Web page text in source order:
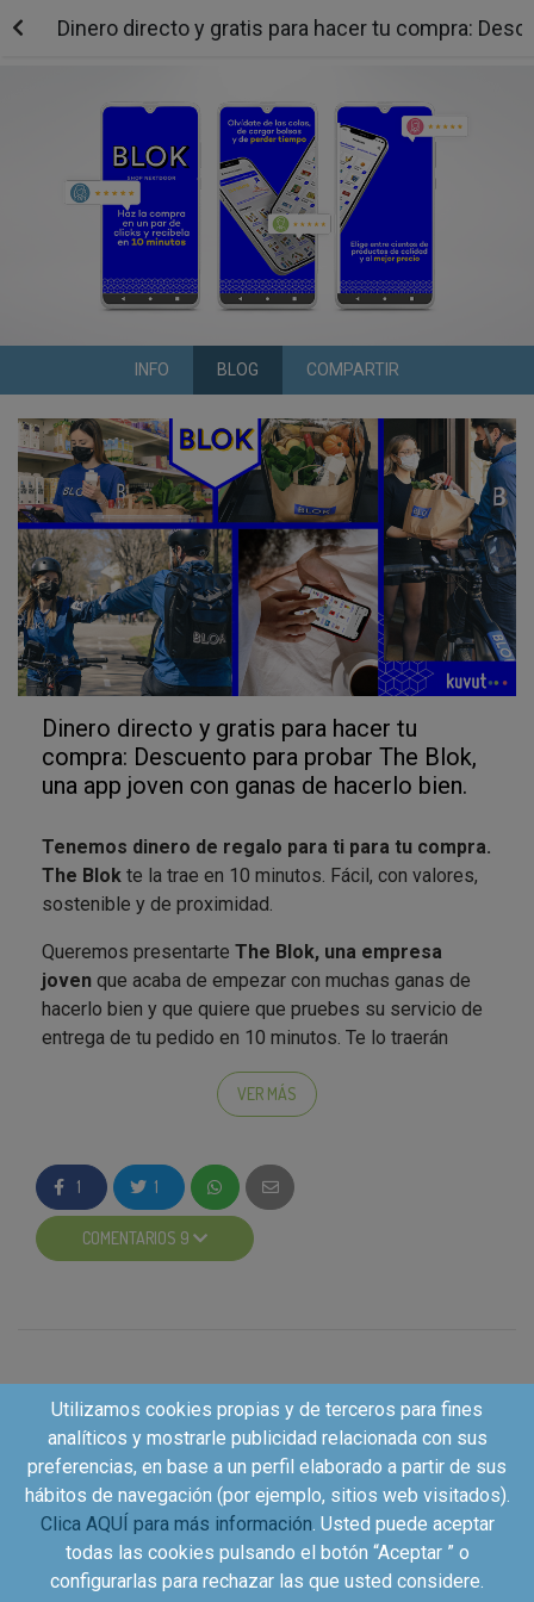
Dinero directo y gratis para hacer tu compra:
INFO BLOG COMPARTIR
Dinero directo y gratis para hacer tu
compra: Descuento para probar The Blok,
una app joven con ganas de hacerlo bien.
Tenemos dinero de regalo para ti para tu compra.
The Blok te la trae en 10 minutos. Fácil, con valores,
sostenible y de proximidad.
Queremos presentarte The Blok, una empresa
joven que acaba de empezar con muchas ganas de
hacerlo bien y que quiere que pruebes su servicio de
entrega de tu pedido en 10 minutos. Te lo traerán
montados en una bicicleta eléctrica:
acabado con la despensa llena de galletas y sin
limones? ¿Te da palo cargar con garrafas de agua y
productos de limpieza? Quédate en casa y disfruta de
tu tiempo libre de relax porque
https://app.adjust.com/9vk24szy
regístrate en el momento siguiendo todo
el proceso desde este enlace para que
luego el código descuento sea válido.
Mira si reparten en tu zona **.PISTA:Si
aún no han llegado a ti, ¡comparte con tus
amigos y familiares o hazles un regalo!
Haz tu pedidoseleccionando entre
VER MÁS
1 1
COMENTARIOS 9
Utilizamos cookies propias y de terceros para fines
analíticos y mostrarle publicidad relacionada con sus
preferencias, en base a un perfil elaborado a partir de sus
hábitos de navegación (por ejemplo, sitios web visitados).
Clica AQUÍ para más información. Usted puede aceptar
todas las cookies pulsando el botón “Aceptar ” o
configurarlas para rechazar las que usted considere.